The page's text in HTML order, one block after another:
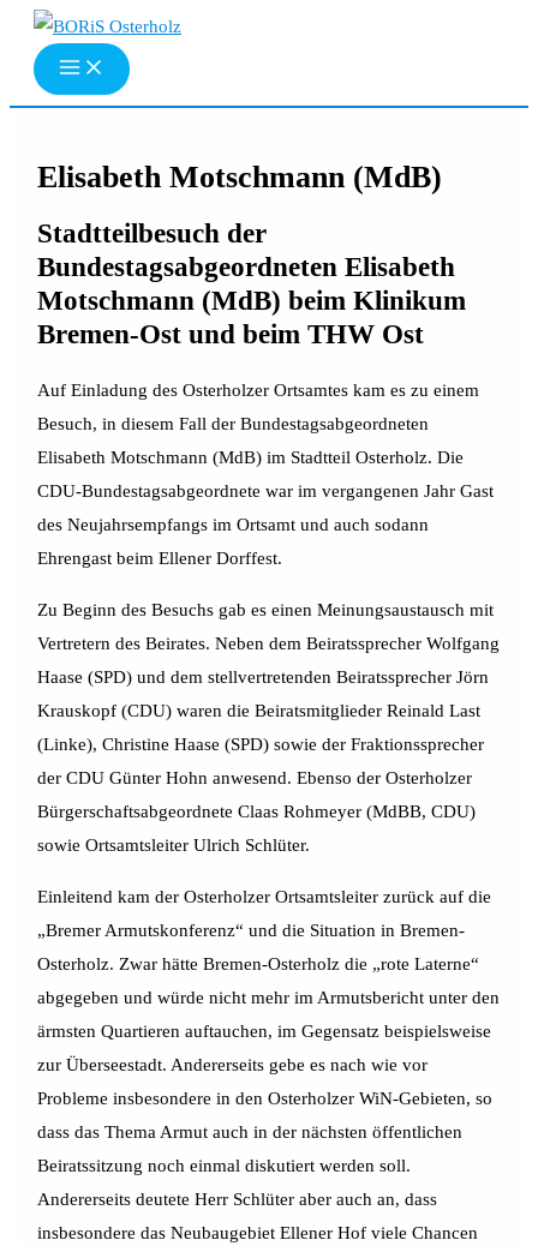
Zum
Inhalt
springen
Elisabeth Motschmann (MdB)
Stadtteilbesuch der
Bundestagsabgeordneten Elisabeth
Motschmann (MdB) beim Klinikum
Bremen-Ost und beim THW Ost
Auf Einladung des Osterholzer Ortsamtes kam es zu einem
Besuch, in diesem Fall der Bundestagsabgeordneten
Elisabeth Motschmann (MdB) im Stadtteil Osterholz. Die
CDU-Bundestagsabgeordnete war im vergangenen Jahr Gast
des Neujahrsempfangs im Ortsamt und auch sodann
Ehrengast beim Ellener Dorffest.
Zu Beginn des Besuchs gab es einen Meinungsaustausch mit
Vertretern des Beirates. Neben dem Beiratssprecher Wolfgang
Haase (SPD) und dem stellvertretenden Beiratssprecher Jörn
Krauskopf (CDU) waren die Beiratsmitglieder Reinald Last
(Linke), Christine Haase (SPD) sowie der Fraktionssprecher
der CDU Günter Hohn anwesend. Ebenso der Osterholzer
Bürgerschaftsabgeordnete Claas Rohmeyer (MdBB, CDU)
sowie Ortsamtsleiter Ulrich Schlüter.
Einleitend kam der Osterholzer Ortsamtsleiter zurück auf die
„Bremer Armutskonferenz“ und die Situation in Bremen-
Osterholz. Zwar hätte Bremen-Osterholz die „rote Laterne“
abgegeben und würde nicht mehr im Armutsbericht unter den
ärmsten Quartieren auftauchen, im Gegensatz beispielsweise
zur Überseestadt. Andererseits gebe es nach wie vor
Probleme insbesondere in den Osterholzer WiN-Gebieten, so
dass das Thema Armut auch in der nächsten öffentlichen
Beiratssitzung noch einmal diskutiert werden soll.
Andererseits deutete Herr Schlüter aber auch an, dass
insbesondere das Neubaugebiet Ellener Hof viele Chancen